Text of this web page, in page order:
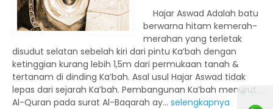
Hajar Aswad Adalah batu
berwarna hitam kemerah-
merahan yang terletak
disudut selatan sebelah kiri dari pintu Ka’bah dengan
ketinggian kurang lebih 1,5m dari permukaan tanah &
tertanam di dinding Ka’bah. Asal usul Hajar Aswad tidak
lepas dari sejarah Ka’bah. Pembangunan Ka’bah menurut
Al-Quran pada surat Al-Baqarah ay... selengkapnya
⚫ Online